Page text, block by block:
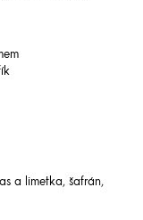
a limetka, šafrán,